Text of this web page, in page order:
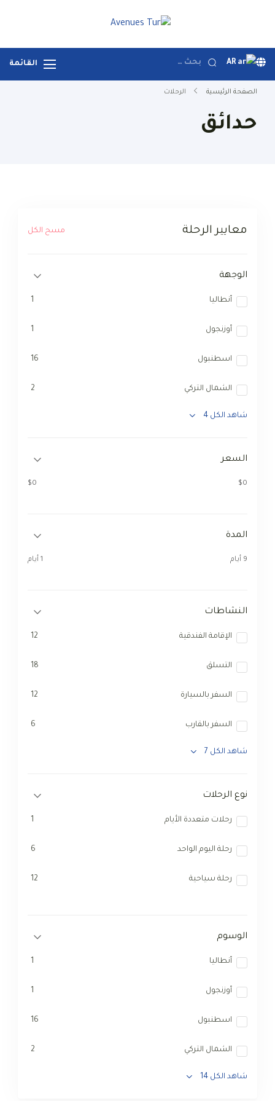
in Turkey
AR
البحث
عن:
القائمة
الصفحة الرئيسية الرحلات
حدائق
معايير الرحلة مسح الكل
الوجهة
أنطاليا 1
أوزنجول 1
اسطنبول 16
الشمال التركي 2
شاهد الكل 4
السعر
$0 $0
المدة
1 أيام 9 أيام
النشاطات
الإقامة الفندقية 12
التسلق 18
السفر بالسيارة 12
السفر بالقارب 6
شاهد الكل 7
نوع الرحلات
رحلات متعددة الأيام 1
رحلة اليوم الواحد 6
رحلة سياحية 12
الوسوم
أنطاليا 1
أوزنجول 1
اسطنبول 16
الشمال التركي 2
شاهد الكل 14